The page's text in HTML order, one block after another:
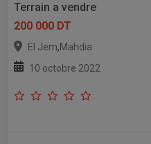
Terrain a vendre
200 000 DT
El Jem,Mahdia
10 octobre 2022